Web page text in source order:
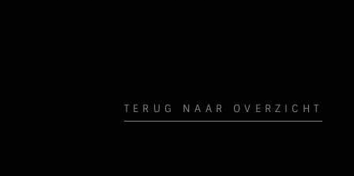
TERUG NAAR OVERZICHT